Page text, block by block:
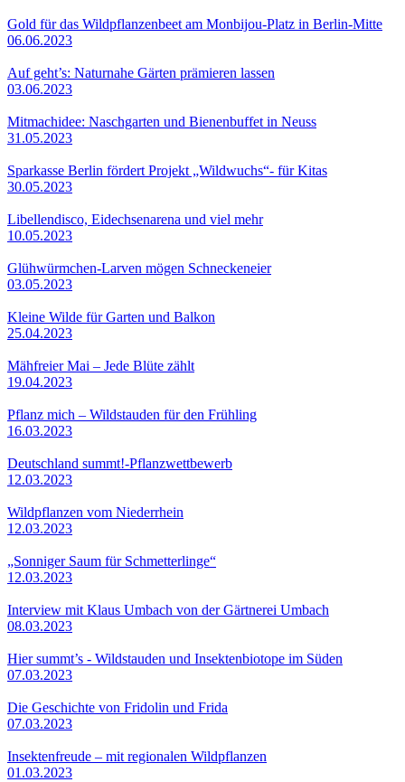
Gold für das Wildpflanzenbeet am Monbijou-Platz in Berlin-Mitte
06.06.2023
Auf geht’s: Naturnahe Gärten prämieren lassen
03.06.2023
Mitmachidee: Naschgarten und Bienenbuffet in Neuss
31.05.2023
Sparkasse Berlin fördert Projekt „Wildwuchs“- für Kitas
30.05.2023
Libellendisco, Eidechsenarena und viel mehr
10.05.2023
Glühwürmchen-Larven mögen Schneckeneier
03.05.2023
Kleine Wilde für Garten und Balkon
25.04.2023
Mähfreier Mai – Jede Blüte zählt
19.04.2023
Pflanz mich – Wildstauden für den Frühling
16.03.2023
Deutschland summt!-Pflanzwettbewerb
12.03.2023
Wildpflanzen vom Niederrhein
12.03.2023
„Sonniger Saum für Schmetterlinge“
12.03.2023
Interview mit Klaus Umbach von der Gärtnerei Umbach
08.03.2023
Hier summt’s - Wildstauden und Insektenbiotope im Süden
07.03.2023
Die Geschichte von Fridolin und Frida
07.03.2023
Insektenfreude – mit regionalen Wildpflanzen
01.03.2023